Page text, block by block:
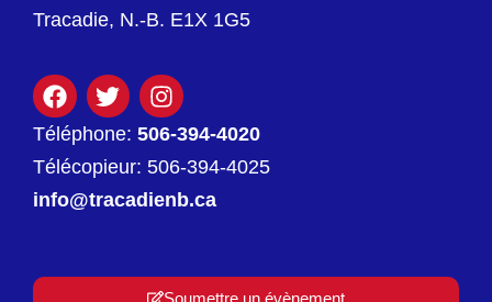
Tracadie, N.-B. E1X 1G5
Téléphone: 506-394-4020
Télécopieur: 506-394-4025
info@tracadienb.ca
Soumettre un évènement